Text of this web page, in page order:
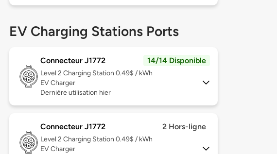
EV Charging Stations Ports
Connecteur J1772 14/14 Disponible
Level 2 Charging Station 0.49$ / kWh
EV Charger
Dernière utilisation hier
Connecteur J1772 2 Hors-ligne
Level 2 Charging Station 0.49$ / kWh
EV Charger